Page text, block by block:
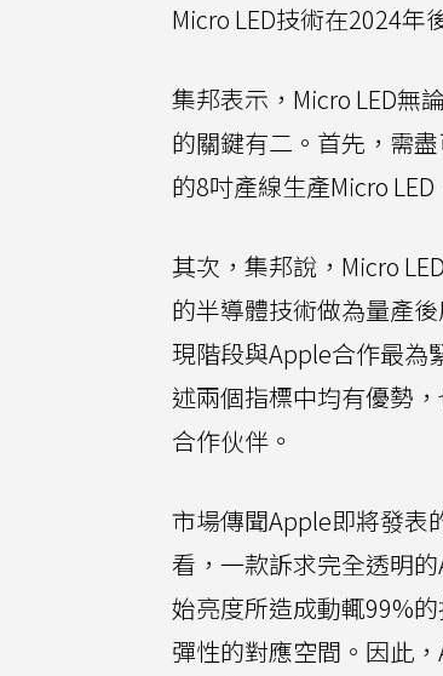
Micro LED技術在2024年
集邦表示，Micro LED無
的關鍵有二。首先，需
的8吋產線生產Micro
其次，集邦說，Micro
的半導體技術做為量產
現階段與Apple合作最為
述兩個指標中均有優勢
合作伙伴。
市場傳聞Apple即將發表
看，一款訴求完全透明
始亮度所造成動輒99%
彈性的對應空間。因此